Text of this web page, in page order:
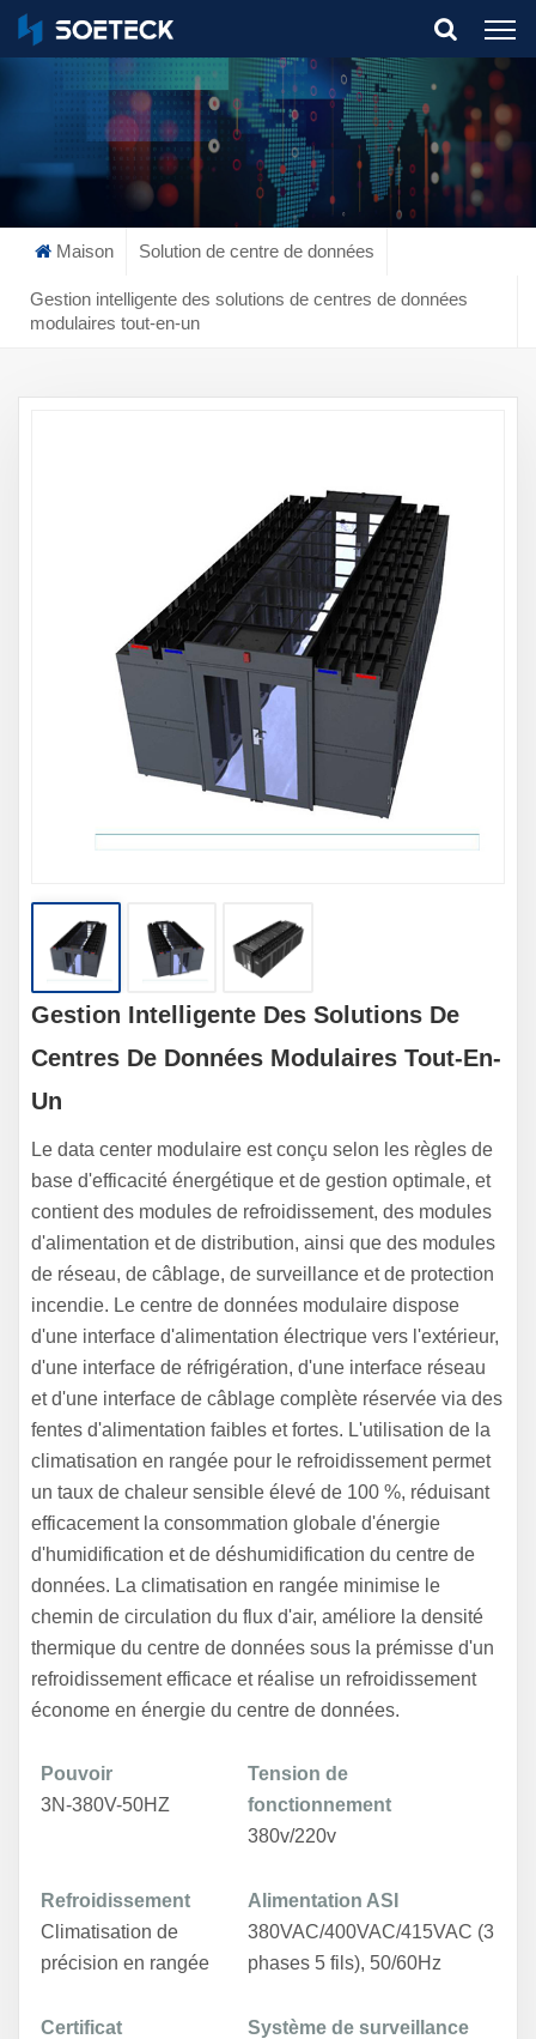
What Are You Looking For?
Maison Solution de centre de données
Gestion intelligente des solutions de centres de données
modulaires tout-en-un
Gestion Intelligente Des Solutions De
Centres De Données Modulaires Tout-En-
Un
Le data center modulaire est conçu selon les règles de
base d'efficacité énergétique et de gestion optimale, et
contient des modules de refroidissement, des modules
d'alimentation et de distribution, ainsi que des modules
de réseau, de câblage, de surveillance et de protection
incendie. Le centre de données modulaire dispose
d'une interface d'alimentation électrique vers l'extérieur,
d'une interface de réfrigération, d'une interface réseau
et d'une interface de câblage complète réservée via des
fentes d'alimentation faibles et fortes. L'utilisation de la
climatisation en rangée pour le refroidissement permet
un taux de chaleur sensible élevé de 100 %, réduisant
efficacement la consommation globale d'énergie
d'humidification et de déshumidification du centre de
données. La climatisation en rangée minimise le
chemin de circulation du flux d'air, améliore la densité
thermique du centre de données sous la prémisse d'un
refroidissement efficace et réalise un refroidissement
économe en énergie du centre de données.
Pouvoir
3N-380V-50HZ
Tension de
fonctionnement
380v/220v
Refroidissement
Climatisation de
précision en rangée
Alimentation ASI
380VAC/400VAC/415VAC (3
phases 5 fils), 50/60Hz
Certificat
Système de surveillance